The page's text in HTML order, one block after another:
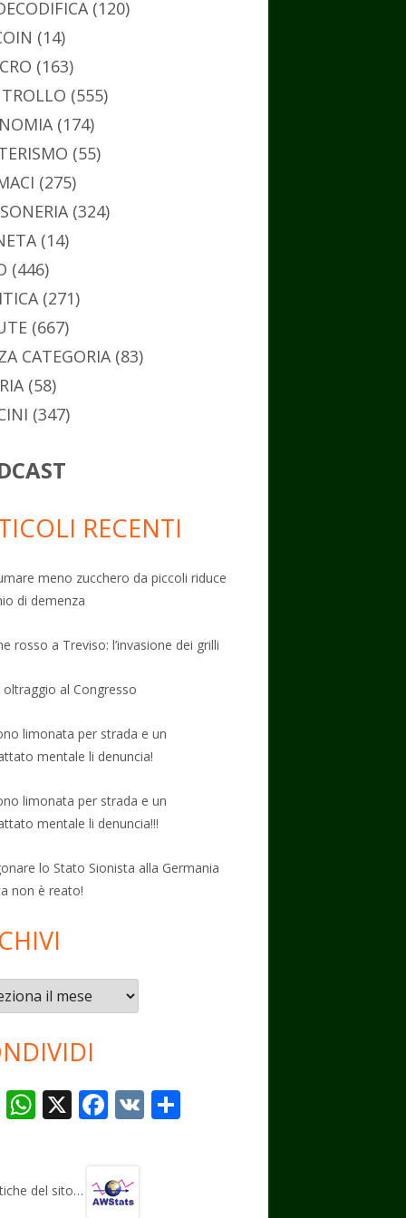
(120)
(14)
(163)
(555)
(174)
(55)
(275)
(324)
(14)
(446)
(271)
(667)
CATEGORIA(83)
(58)
(347)
RECENTI
meno zucchero da piccoli riduce
di demenza
rosso a Treviso: l’invasione dei grilli
oltraggio al Congresso
limonata per strada e un
mentale li denuncia!
limonata per strada e un
mentale li denuncia!!!
lo Stato Sionista alla Germania
non è reato!
T
gr
W
s
X F
b
V
del sito…